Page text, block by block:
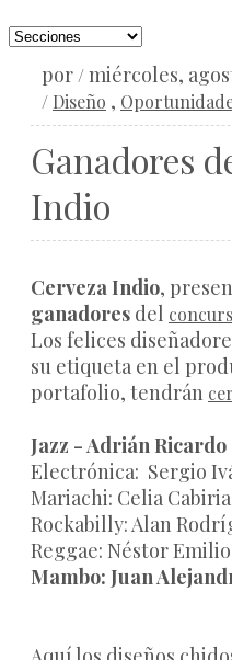
por/miércoles,
/ Diseño ,
Ganadores
Indio
Cerveza Indio,
ganadores del
Los felices
su etiqueta en el
portafolio, tendrán
Jazz - Adrián
Electrónica: Sergio
Mariachi: Celia
Rockabilly: Alan
Reggae: Néstor
Mambo: Juan